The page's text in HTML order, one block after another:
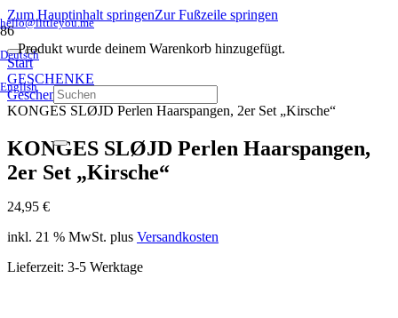
Zum Hauptinhalt springenZur Fußzeile springen
hello@littleyou.me
Deutsch
English
Produkt wurde deinem Warenkorb hinzugefügt.
Start
GESCHENKE
Geschenke MÄDCHEN
KONGES SLØJD Perlen Haarspangen, 2er Set „Kirsche“
KONGES SLØJD Perlen Haarspangen,
2er Set „Kirsche“
24,95 €
inkl. 21 % MwSt. plus Versandkosten
Lieferzeit: 3-5 Werktage